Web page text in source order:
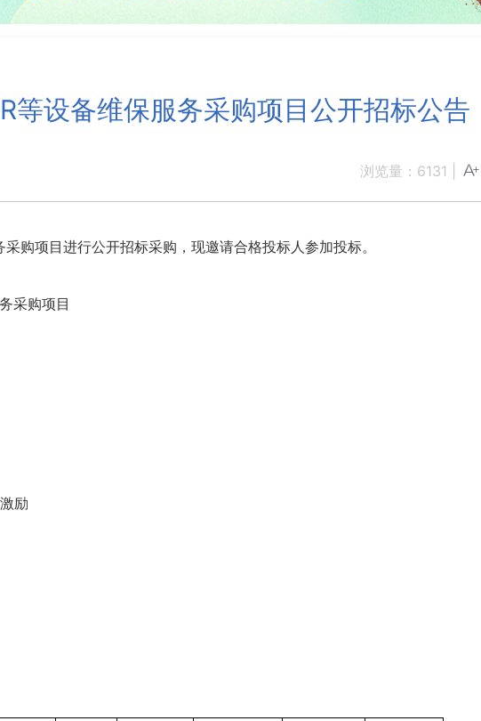
等设备维保服务采购项目公开招标公告
浏览量： 6131
购项目进行公开招标采购，现邀请合格投标人参加投标。
采购项目
励